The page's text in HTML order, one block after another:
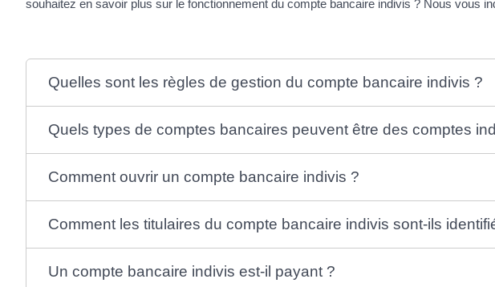
souhaitez en savoir plus sur le fonctionnement du compte bancaire indivis ? Nous vous
Quelles sont les règles de gestion du compte bancaire indivis ?
Quels types de comptes bancaires peuvent être des comptes
Comment ouvrir un compte bancaire indivis ?
Comment les titulaires du compte bancaire indivis sont-ils
Un compte bancaire indivis est-il payant ?